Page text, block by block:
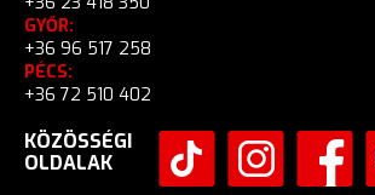
GYŐR:
+36 96 517 258
PÉCS:
+36 72 510 402
KÖZÖSSÉGI
OLDALAK